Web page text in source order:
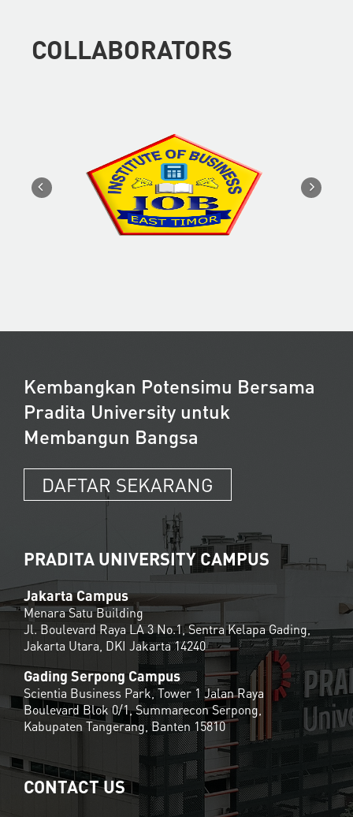
COLLABORATORS
Kembangkan Potensimu Bersama
Pradita University untuk
Membangun Bangsa
DAFTAR SEKARANG
PRADITA UNIVERSITY CAMPUS
Jakarta Campus
Menara Satu Building
Jl. Boulevard Raya LA 3 No.1, Sentra Kelapa Gading,
Jakarta Utara, DKI Jakarta 14240
Gading Serpong Campus
Scientia Business Park, Tower 1 Jalan Raya
Boulevard Blok 0/1, Summarecon Serpong,
Kabupaten Tangerang, Banten 15810
CONTACT US